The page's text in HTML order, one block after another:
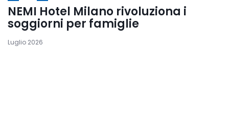
NEMI Hotel Milano rivoluziona i
soggiorni per famiglie
Luglio 2026